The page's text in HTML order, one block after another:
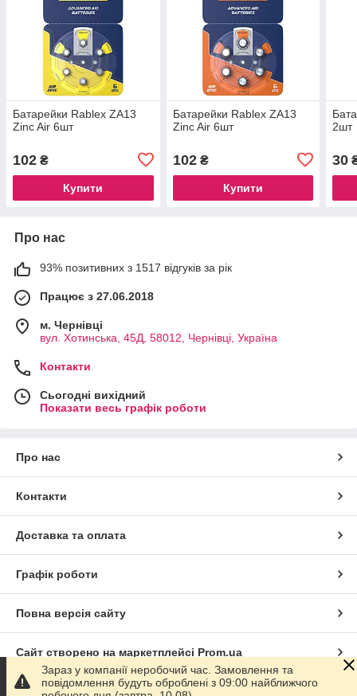
Батарейки Rablex ZA13
Zinc Air 6шт
102 ₴
Купити
Батарейки Rablex ZA13
Zinc Air 6шт
102₴
Купити
2шт
30
Про нас
93% позитивних з 1517 відгуків за рік
Працює з 27.06.2018
м. Чернівці
вул. Хотинська, 45Д, 58012, Чернівці, Україна
Контакти
Сьогодні вихідний
Показати весь графік роботи
Про нас
Контакти
Доставка та оплата
Графік роботи
Повна версія сайту
Сайт створено на маркетплейсі Prom.ua
Політика конфіденційності
Зараз у компанії неробочий час. Замовлення та
повідомлення будуть оброблені з 09:00 найближчого